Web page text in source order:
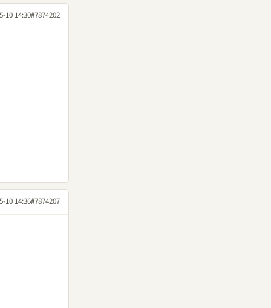
10 14:30#7874202
10 14:36#7874207